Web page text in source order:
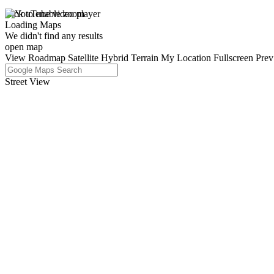
click to enable zoom
Loading Maps
We didn't find any results
open map
View Roadmap Satellite Hybrid Terrain My Location Fullscreen Prev
Street View